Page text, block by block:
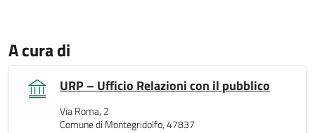
A cura di
URP – Ufficio Relazioni con il pubblico
Via Roma, 2
Comune di Montegridolfo, 47837